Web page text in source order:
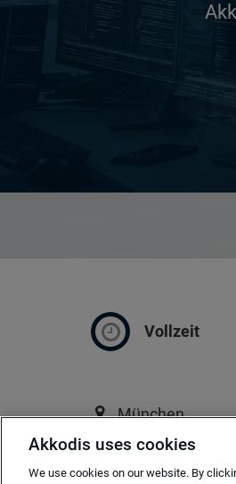
Vollzeit
München
ab sofort
Akkodis uses cookies
We use cookies on our website. By